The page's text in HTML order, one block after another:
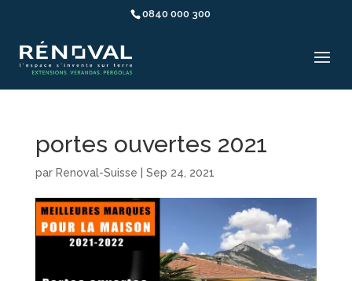
0840 000 300
portes ouvertes 2021
par Renoval-Suisse Sep 24, 2021